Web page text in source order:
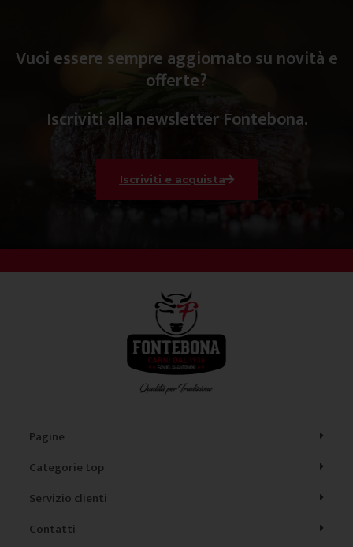
Vuoi essere sempre aggiornato su novità e
offerte?
Iscriviti alla newsletter Fontebona.
Iscriviti e acquista
Pagine
Categorie top
Servizio clienti
Contatti